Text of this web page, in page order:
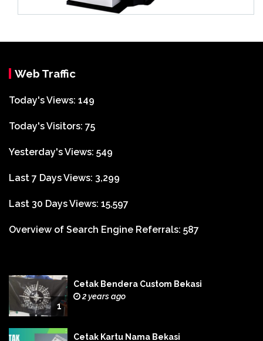
Web Traffic
Today's Views: 149
Today's Visitors: 75
Yesterday's Views: 549
Last 7 Days Views: 3,299
Last 30 Days Views: 15,597
Overview of Search Engine Referrals: 587
1
Cetak Bendera Custom Bekasi
2 years ago
Cetak Kartu Nama Bekasi